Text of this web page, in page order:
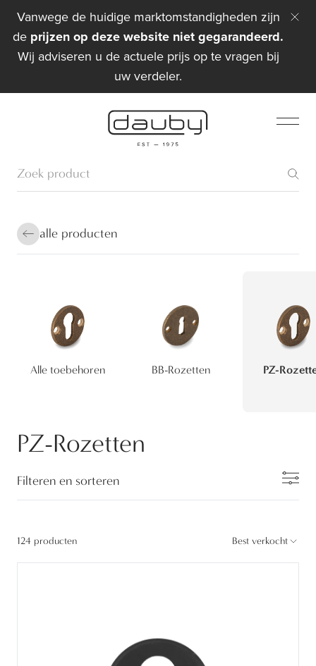
Vanwege de huidige marktomstandigheden zijn
de prijzen op deze website niet gegarandeerd.
Wij adviseren u de actuele prijs op te vragen bij
uw verdeler.
PZ-Rozetten
Alle toebehoren BB-Rozetten PZ-
alle producten
Filteren en sorteren
124 producten Best verkocht